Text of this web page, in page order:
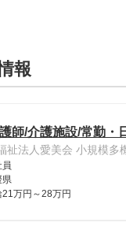
報
師/介護施設/常勤・
祉法人愛美会 小規模多
員
県
21万円～28万円